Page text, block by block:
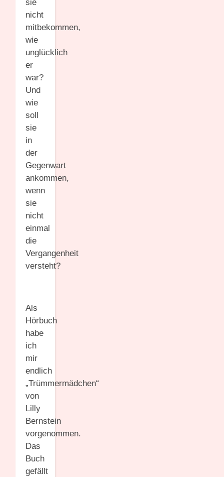
sie
nicht
mitbekommen,
wie
unglücklich
er
war?
Und
wie
soll
sie
in
der
Gegenwart
ankommen,
wenn
sie
nicht
einmal
die
Vergangenheit
versteht?
Als
Hörbuch
habe
ich
mir
endlich
„Trümmermädchen“
von
Lilly
Bernstein
vorgenommen.
Das
Buch
gefällt